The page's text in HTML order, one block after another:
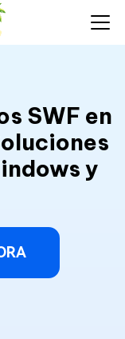
SWF en
y